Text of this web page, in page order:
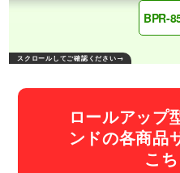
BPR-
ロールアップ
ンドの各商品
こ